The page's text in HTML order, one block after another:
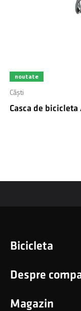
noutate
Căști
Casca de bicicleta
Bicicleta
Despre
Magazin